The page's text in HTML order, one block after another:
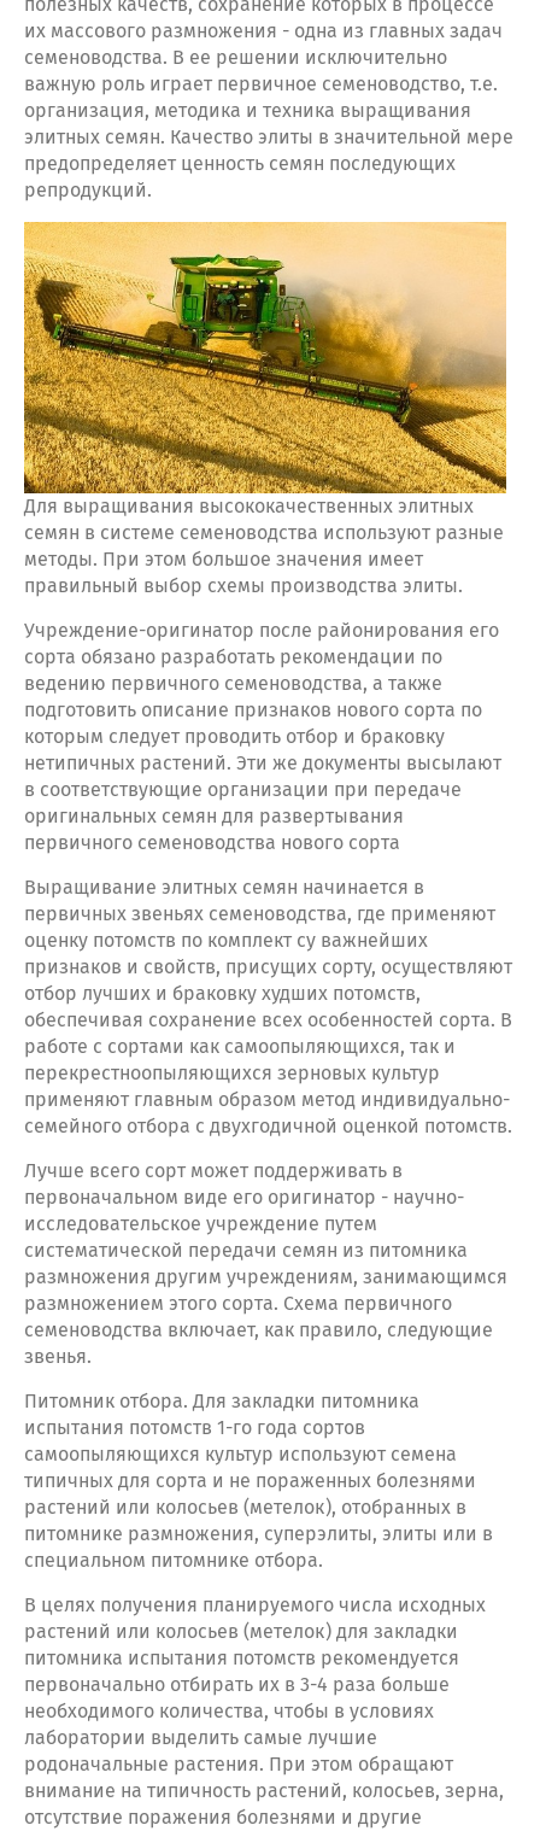
их массового размножения - одна из главных задач
семеноводства. В ее решении исключительно
важную роль играет первичное семеноводство, т.е.
организация, методика и техника выращивания
элитных семян. Качество элиты в значительной мере
предопределяет ценность семян последующих
репродукций.
Для выращивания высококачественных элитных
семян в системе семеноводства используют разные
методы. При этом большое значения имеет
правильный выбор схемы производства элиты.
Учреждение-оригинатор после районирования его
сорта обязано разработать рекомендации по
ведению первичного семеноводства, а также
подготовить описание признаков нового сорта по
которым следует проводить отбор и браковку
нетипичных растений. Эти же документы высылают
в соответствующие организации при передаче
оригинальных семян для развертывания
первичного семеноводства нового сорта
Выращивание элитных семян начинается в
первичных звеньях семеноводства, где применяют
оценку потомств по комплект су важнейших
признаков и свойств, присущих сорту, осуществляют
отбор лучших и браковку худших потомств,
обеспечивая сохранение всех особенностей сорта. В
работе с сортами как самоопыляющихся, так и
перекрестноопыляющихся зерновых культур
применяют главным образом метод индивидуально-
семейного отбора с двухгодичной оценкой потомств.
Лучше всего сорт может поддерживать в
первоначальном виде его оригинатор - научно-
исследовательское учреждение путем
систематической передачи семян из питомника
размножения другим учреждениям, занимающимся
размножением этого сорта. Схема первичного
семеноводства включает, как правило, следующие
звенья.
Питомник отбора. Для закладки питомника
испытания потомств 1-го года сортов
самоопыляющихся культур используют семена
типичных для сорта и не пораженных болезнями
растений или колосьев (метелок), отобранных в
питомнике размножения, суперэлиты, элиты или в
специальном питомнике отбора.
В целях получения планируемого числа исходных
растений или колосьев (метелок) для закладки
питомника испытания потомств рекомендуется
первоначально отбирать их в 3-4 раза больше
необходимого количества, чтобы в условиях
лаборатории выделить самые лучшие
родоначальные растения. При этом обращают
внимание на типичность растений, колосьев, зерна,
отсутствие поражения болезнями и другие